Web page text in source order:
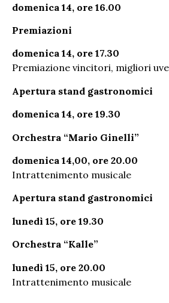
domenica 14, ore 16.00
Premiazioni
domenica 14, ore 17.30
Premiazione vincitori, migliori
Apertura stand gastronomici
domenica 14, ore 19.30
Orchestra “Mario Ginelli”
domenica 14,00, ore 20.00
Intrattenimento musicale
Apertura stand gastronomici
lunedì 15, ore 19.30
Orchestra “Kalle”
lunedì 15, ore 20.00
Intrattenimento musicale